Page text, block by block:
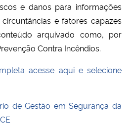
dos Direitos Humanos
e danos para informações
e fatores capazes
arquivado como, por
Contra Incêndios.
acesse aqui e selecione
de Gestão em Segurança da